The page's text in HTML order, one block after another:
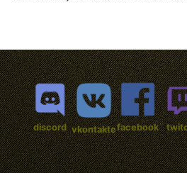
discord vkontaktefacebook